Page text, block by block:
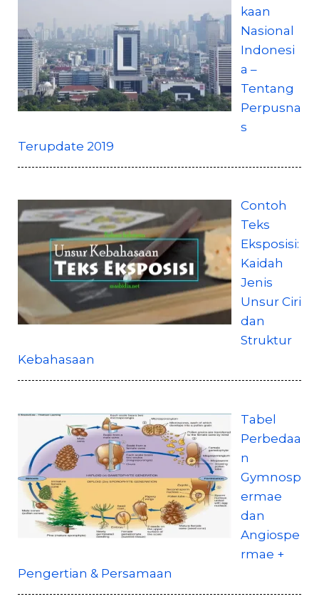
kaan
Nasional
Indonesi
a –
Tentang
Perpusna
s
Terupdate 2019
Contoh
Teks
Eksposisi:
Kaidah
Jenis
Unsur Ciri
dan
Struktur
Kebahasaan
Tabel
Perbedaa
n
Gymnosp
ermae
dan
Angiospe
rmae +
Pengertian & Persamaan